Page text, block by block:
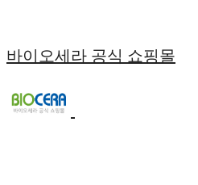
바이오세라 공식 쇼핑몰